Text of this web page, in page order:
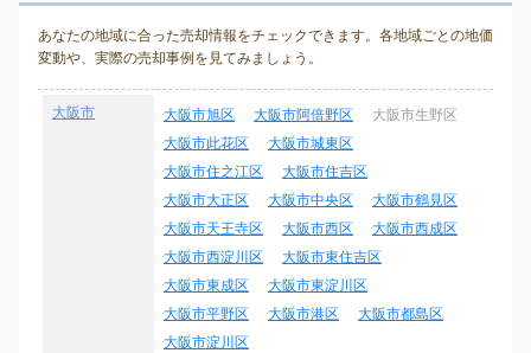
あなたの地域に合った売却情報をチェックできます。各地域ごとの地価
変動や、実際の売却事例を見てみましょう。
大阪市 大阪市旭区 大阪市阿倍野区
大阪市生野区
大阪市此花区
大阪市城東区
大阪市住之江区
大阪市住吉区
大阪市大正区
大阪市中央区
大阪市鶴見区
大阪市天王寺区
大阪市西区
大阪市西成区
大阪市西淀川区
大阪市東住吉区
大阪市東成区
大阪市東淀川区
大阪市平野区
大阪市港区
大阪市都島区
大阪市淀川区